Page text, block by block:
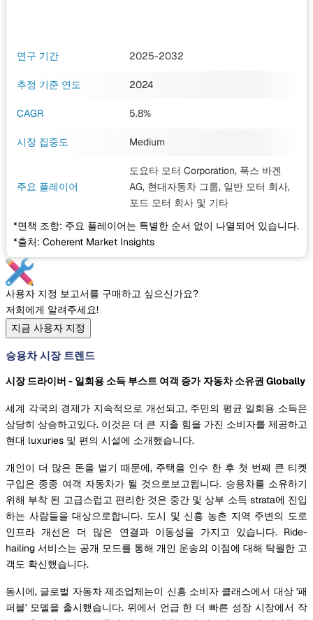
연구 기간 2025-2032
추정 기준 연도 2024
CAGR 5.8%
시장 집중도 Medium
주요 플레이어
도요타 모터 Corporation, 폭스 바겐
AG, 현대자동차 그룹, 일반 모터 회사,
포드 모터 회사 및 기타
*면책 조항: 주요 플레이어는 특별한 순서 없이 나열되어 있습니다.
*출처: Coherent Market Insights
사용자 지정 보고서를 구매하고 싶으신가요?
저희에게 알려주세요!
지금 사용자 지정
승용차 시장 트렌드
시장 드라이버 - 일회용 소득 부스트 여객 증가 자동차 소유권 Globally
세계 각국의 경제가 지속적으로 개선되고, 주민의 평균 일회용 소득은
상당히 상승하고있다. 이것은 더 큰 지출 힘을 가진 소비자를 제공하고
현대 luxuries 및 편의 시설에 소개했습니다.
개인이 더 많은 돈을 벌기 때문에, 주택을 인수 한 후 첫 번째 큰 티켓
구입은 종종 여객 자동차가 될 것으로보고됩니다. 승용차를 소유하기
위해 부착 된 고급스럽고 편리한 것은 중간 및 상부 소득 strata에 진입
하는 사람들을 대상으로합니다. 도시 및 신흥 농촌 지역 주변의 도로
인프라 개선은 더 많은 연결과 이동성을 가지고 있습니다. Ride-
hailing 서비스는 공개 모드를 통해 개인 운송의 이점에 대해 탁월한 고
객도 확신했습니다.
동시에, 글로벌 자동차 제조업체는이 신흥 소비자 클래스에서 대상 '패
퍼블' 모델을 출시했습니다. 위에서 언급 한 더 빠른 성장 시장에서 작